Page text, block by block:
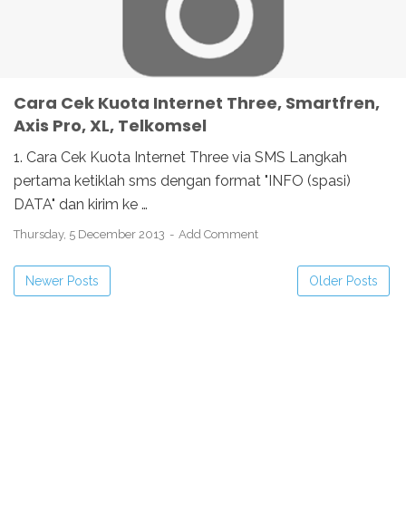
Cara Cek Kuota Internet Three, Smartfren,
Axis Pro, XL, Telkomsel
1. Cara Cek Kuota Internet Three via SMS Langkah
pertama ketiklah sms dengan format "INFO (spasi)
DATA" dan kirim ke …
Thursday, 5 December 2013 Add Comment
Newer Posts Older Posts